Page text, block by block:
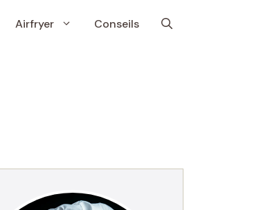
Airfryer Conseils